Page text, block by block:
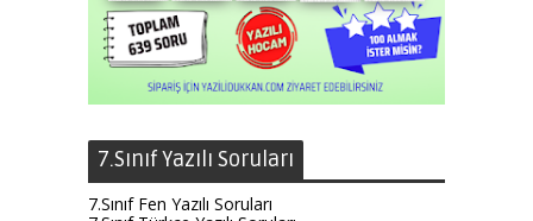
7.Sınıf Yazılı Soruları
7.Sınıf Fen Yazılı Soruları